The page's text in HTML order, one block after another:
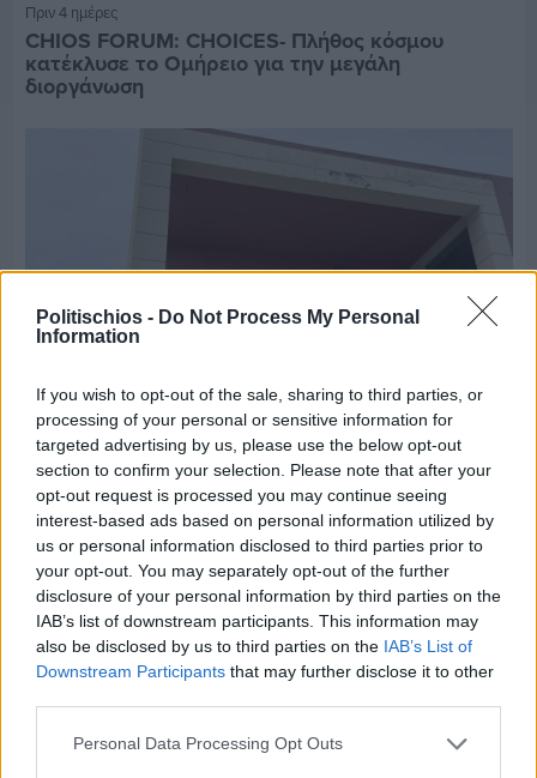
Politischios - Do Not Process My Personal
Information
If you wish to opt-out of the sale, sharing to third parties, or
processing of your personal or sensitive information for
targeted advertising by us, please use the below opt-out
section to confirm your selection. Please note that after your
opt-out request is processed you may continue seeing
interest-based ads based on personal information utilized by
us or personal information disclosed to third parties prior to
your opt-out. You may separately opt-out of the further
disclosure of your personal information by third parties on the
IAB’s list of downstream participants. This information may
also be disclosed by us to third parties on the IAB’s List of
Downstream Participants that may further disclose it to other
Personal Data Processing Opt Outs
Πριν 4 ημέρες
CHIOS FORUM: CHOICES- Πλήθος κόσμου
κατέκλυσε το Ομήρειο για την μεγάλη
διοργάνωση
Πριν 4 ημέρες
Οδηγοί Δασικών Υπηρεσιών: Ζητούν ένταξη στο
ανθυγιεινό επίδομα
Διαφήμιση